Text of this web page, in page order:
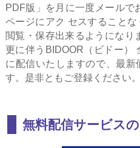
PDF版」を月に一度メールで
ページにアク セスすること
閲覧・保存出来るようになり
更に伴うBIDOOR（ビドー）
に配信いたしますので、最
す。是非ともご登録ください。
無料配信サービス